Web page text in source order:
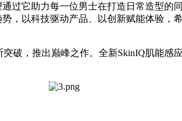
它助力每一位男士在打造日常造型的
，以科技驱动产品、以创新赋能体验
破，推出巅峰之作。全新SkinIQ肌能